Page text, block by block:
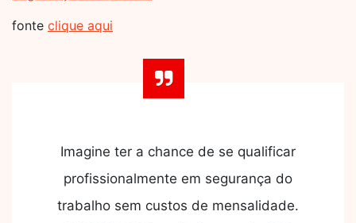
fonte clique aqui
Imagine ter a chance de se qualificar
profissionalmente em segurança do
trabalho sem custos de mensalidade.